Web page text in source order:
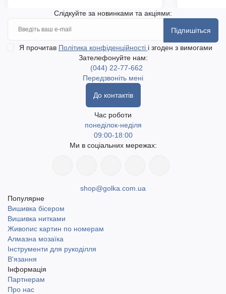
Слідкуйте за новинками та акціями:
Підпишіться
Я прочитав Політика конфіденційності і згоден з вимогами
Зателефонуйте нам:
(044) 22-77-662
Передзвоніть мені
До контактів
Час роботи
понеділок-неділя
09:00-18:00
Ми в соціальних мережах:
shop@golka.com.ua
Популярне
Вишивка бісером
Вишивка нитками
Живопис картин по номерам
Алмазна мозаїка
Інструменти для рукоділля
В'язання
Інформація
Партнерам
Про нас